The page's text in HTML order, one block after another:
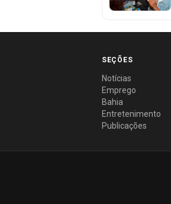
SEÇÕES
Notícias
Emprego
Bahia
Entretenimento
Publicações